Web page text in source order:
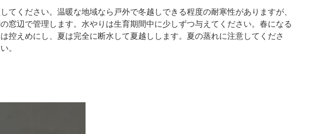
ください。温暖な地域なら戸外で冬越しできる程度の耐寒性がありますが、
窓辺で管理します。水やりは生育期間中に少しずつ与えてください。春になる
控えめにし、夏は完全に断水して夏越しします。夏の蒸れに注意してくださ
。